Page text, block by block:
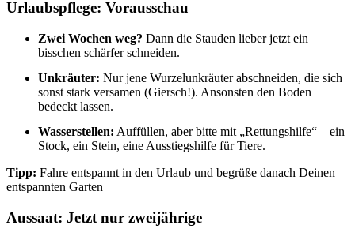
Urlaubspflege: Vorausschau
Zwei Wochen weg? Dann die Stauden lieber jetzt ein
bisschen schärfer schneiden.
Unkräuter: Nur jene Wurzelunkräuter abschneiden, die sich
sonst stark versamen (Giersch!). Ansonsten den Boden
bedeckt lassen.
Wasserstellen: Auffüllen, aber bitte mit „Rettungshilfe“ – ein
Stock, ein Stein, eine Ausstiegshilfe für Tiere.
Tipp: Fahre entspannt in den Urlaub und begrüße danach Deinen
entspannten Garten
Aussaat: Jetzt nur zweijährige